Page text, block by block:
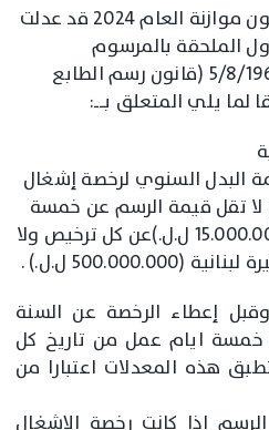
” حيث إن المادة 66 من قانون موازنة العام 2024 قد عدلت
الملحقة بالمرسوم
الاشتراعي رقم 67 تاريخ 5/8/1967 (قانون رسم الطابع
البدل السنوي لرخصة إشغال
لا تقل قيمة الرسم عن خمسة
عشر مليون ليرة لبنانية (15.000.000 ل.ل.)عن كل ترخيص ولا
ل.ل.) .
إعطاء الرخصة عن السنة
خمسة ايام عمل من تاريخ كل
هذه المعدلات اعتبارا من
إذا كانت رخصة الإشغال